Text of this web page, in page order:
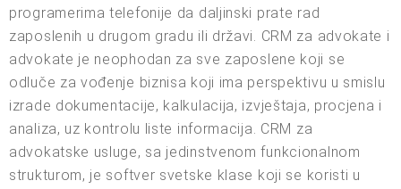
programerima telefonije da daljinski prate rad
zaposlenih u drugom gradu ili državi. CRM za advokate i
advokate je neophodan za sve zaposlene koji se
odluče za vođenje biznisa koji ima perspektivu u smislu
izrade dokumentacije, kalkulacija, izvještaja, procjena i
analiza, uz kontrolu liste informacija. CRM za
advokatske usluge, sa jedinstvenom funkcionalnom
strukturom, je softver svetske klase koji se koristi u